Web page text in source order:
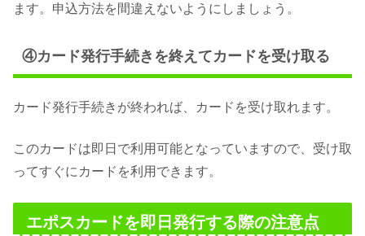
ます。申込方法を間違えないようにしましょう。
④カード発行手続きを終えてカードを受け取る
カード発行手続きが終われば、カードを受け取れます。
このカードは即日で利用可能となっていますので、受け取
ってすぐにカードを利用できます。
エポスカードを即日発行する際の注意点